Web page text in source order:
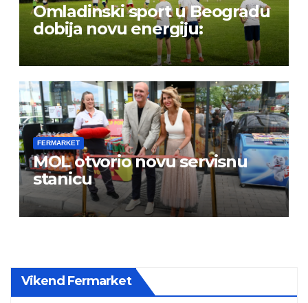
Omladinski sport u Beogradu
dobija novu energiju:
FERMARKET
MOL otvorio novu servisnu
stanicu
Vikend Fermarket